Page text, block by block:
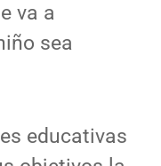
va a
sea
educativas